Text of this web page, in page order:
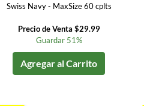
Swiss Navy - MaxSize 60 cplts
Precio de Venta $29.99
Guardar 51%
Agregar al Carrito